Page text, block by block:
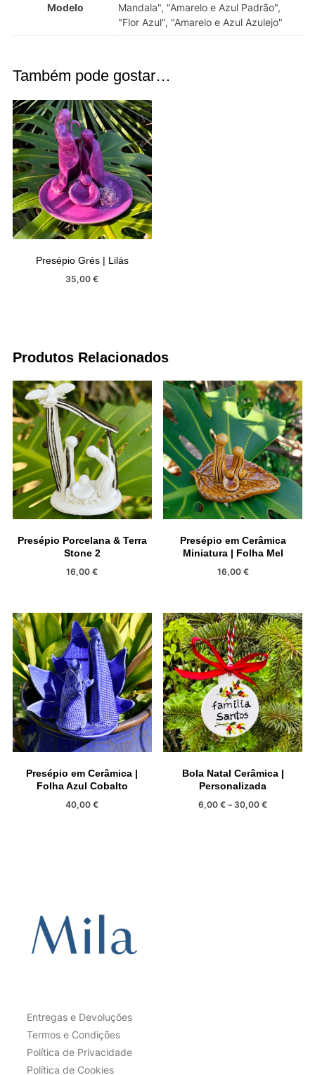
Modelo
Mandala", "Amarelo e Azul Padrão",
"Flor Azul", "Amarelo e Azul Azulejo"
Também pode gostar…
Presépio Grés | Lilás
35,00€
Produtos Relacionados
Presépio Porcelana & Terra
Stone 2
16,00€
Presépio em Cerâmica
Miniatura | Folha Mel
16,00 €
Presépio em Cerâmica |
Folha Azul Cobalto
40,00€
Bola Natal Cerâmica |
Personalizada
6,00€ – 30,00€Price
Entregas e Devoluções
Termos e Condições
Política de Privacidade
Política de Cookies